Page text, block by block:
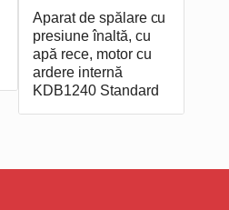
Aparat de spălare cu
presiune înaltă, cu
apă rece, motor cu
ardere internă
KDB1240 Standard